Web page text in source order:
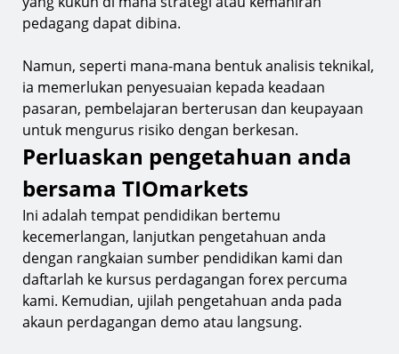
pedagang dapat dibina.
Namun, seperti mana-mana bentuk analisis teknikal,
ia memerlukan penyesuaian kepada keadaan
pasaran, pembelajaran berterusan dan keupayaan
untuk mengurus risiko dengan berkesan.
Perluaskan pengetahuan anda
bersama TIOmarkets
Ini adalah tempat pendidikan bertemu
kecemerlangan, lanjutkan pengetahuan anda
dengan rangkaian sumber pendidikan kami dan
daftarlah ke kursus perdagangan forex percuma
kami. Kemudian, ujilah pengetahuan anda pada
akaun perdagangan demo atau langsung.